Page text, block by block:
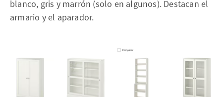
blanco, gris y marrón (solo en algunos). Destacan el
armario y el aparador.